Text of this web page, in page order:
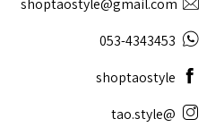
shoptaostyle@gmail.com
053-4343453
shoptaostyle
@tao.style